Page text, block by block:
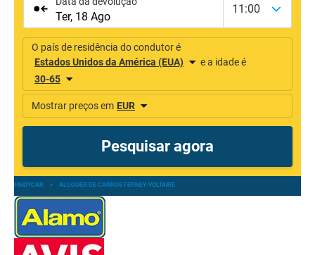
FINDYCAR » ALUGUER DE CARROS FERNEY-VOLTAIRE